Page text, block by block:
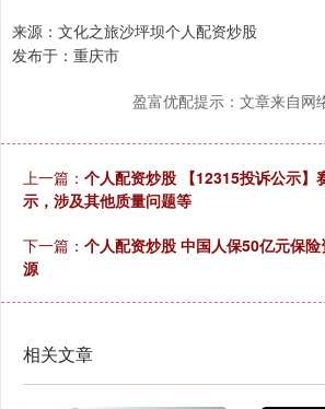
来源：文化之旅沙坪坝个人配资炒股
发布于：重庆市
盈富优配提示：文章来自网
上一篇： 个人配资炒股 【12315投诉公示】
示，涉及其他质量问题等
下一篇： 个人配资炒股 中国人保50亿元保
源
相关文章